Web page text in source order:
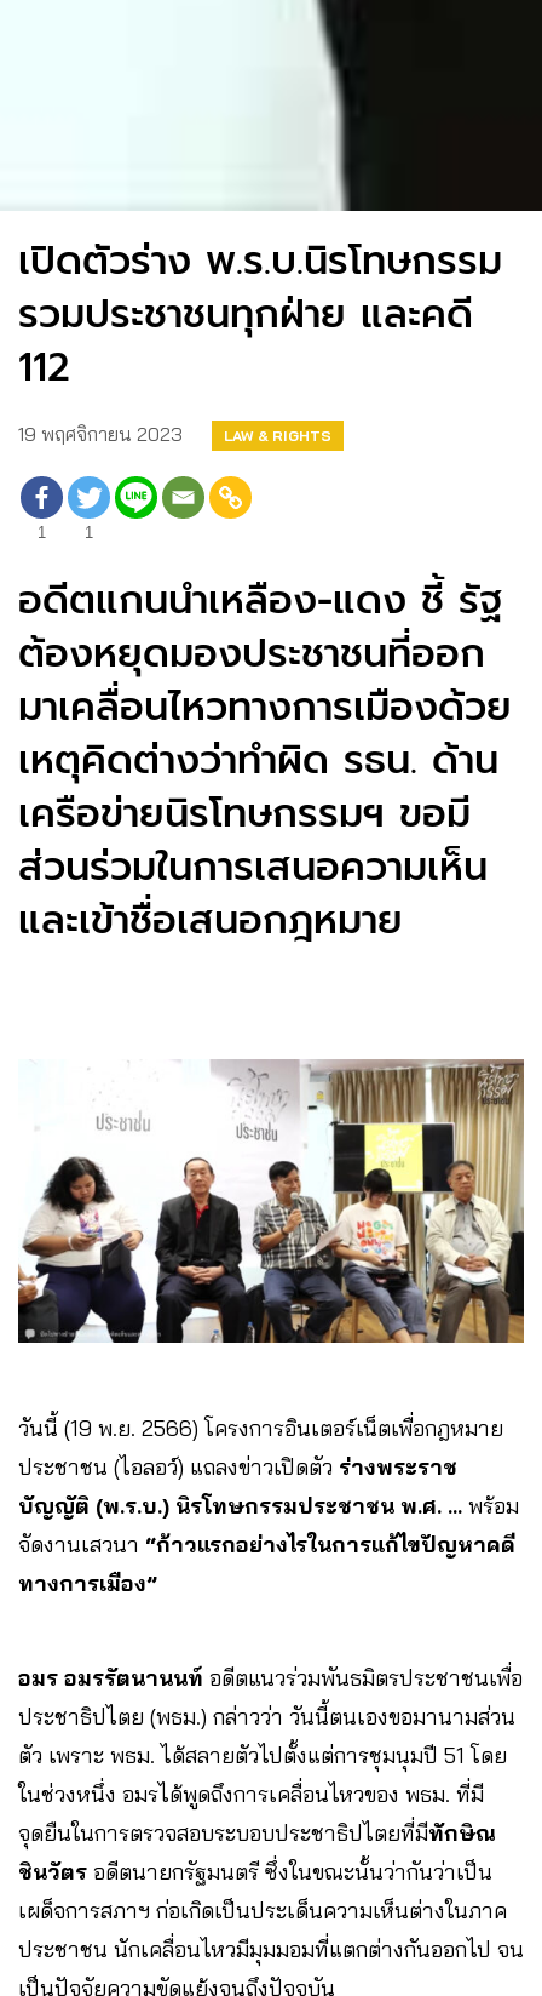
เปิดตัวร่าง พ.ร.บ.นิรโทษกรรม
รวมประชาชนทุกฝ่าย และคดี
112
19 พฤศจิกายน 2023 LAW & RIGHTS
1 1
อดีตแกนนำเหลือง-แดง ชี้ รัฐ
ต้องหยุดมองประชาชนที่ออก
มาเคลื่อนไหวทางการเมืองด้วย
เหตุคิดต่างว่าทำผิด รธน. ด้าน
เครือข่ายนิรโทษกรรมฯ ขอมี
ส่วนร่วมในการเสนอความเห็น
และเข้าชื่อเสนอกฎหมาย
วันนี้ (19 พ.ย. 2566) โครงการอินเตอร์เน็ตเพื่อกฎหมาย
ประชาชน (ไอลอว์) แถลงข่าวเปิดตัว ร่างพระราช
บัญญัติ (พ.ร.บ.) นิรโทษกรรมประชาชน พ.ศ. … พร้อม
จัดงานเสวนา “ก้าวแรกอย่างไรในการแก้ไขปัญหาคดี
ทางการเมือง”
อมร อมรรัตนานนท์ อดีตแนวร่วมพันธมิตรประชาชนเพื่อ
ประชาธิปไตย (พธม.) กล่าวว่า วันนี้ตนเองขอมานามส่วน
ตัว เพราะ พธม. ได้สลายตัวไปตั้งแต่การชุมนุมปี 51 โดย
ในช่วงหนึ่ง อมรได้พูดถึงการเคลื่อนไหวของ พธม. ที่มี
จุดยืนในการตรวจสอบระบอบประชาธิปไตยที่มีทักษิณ
ชินวัตร อดีตนายกรัฐมนตรี ซึ่งในขณะนั้นว่ากันว่าเป็น
เผด็จการสภาฯ ก่อเกิดเป็นประเด็นความเห็นต่างในภาค
ประชาชน นักเคลื่อนไหวมีมุมมอมที่แตกต่างกันออกไป จน
เป็นปัจจัยความขัดแย้งจนถึงปัจจุบัน